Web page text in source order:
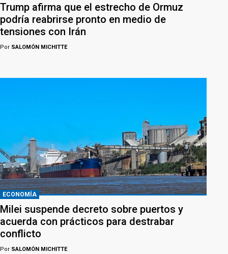
Trump afirma que el estrecho de Ormuz
podría reabrirse pronto en medio de
tensiones con Irán
Por SALOMÓN MICHITTE
ECONOMÍA
Milei suspende decreto sobre puertos y
acuerda con prácticos para destrabar
conflicto
Por SALOMÓN MICHITTE